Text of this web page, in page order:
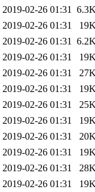
2019-02-26 01:31
2019-02-26 01:31
2019-02-26 01:31
2019-02-26 01:31
2019-02-26 01:31
2019-02-26 01:31
2019-02-26 01:31
2019-02-26 01:31
2019-02-26 01:31
2019-02-26 01:31
2019-02-26 01:31
2019-02-26 01:31